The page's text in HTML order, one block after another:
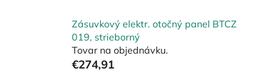
Zásuvkový elektr. otočný panel BTCZ
019, strieborný
Tovar na objednávku.
€274,91